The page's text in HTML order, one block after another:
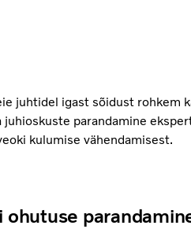
juhtidel igast sõidust rohkem
parandamine
kulumise vähendamisest.
ohutuse